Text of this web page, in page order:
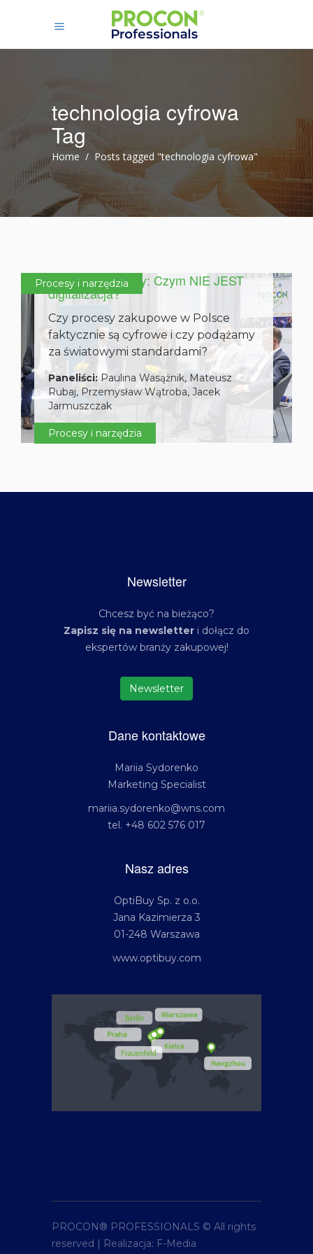
technologia cyfrowa
Tag
Home / Posts tagged "technologia cyfrowa"
Procesy i narzędzia
Procesy i narzędzia
Panel Dyskusyjny: Czym NIE JEST
digitalizacja?
Czy procesy zakupowe w Polsce
faktycznie są cyfrowe i czy podążamy
za światowymi standardami?
Paneliści:Paulina Wasążnik, Mateusz
Rubaj, Przemysław Wątroba, Jacek
Jarmuszczak
Newsletter
Chcesz być na bieżąco?
Zapisz się na newsletter i dołącz do
ekspertów branży zakupowej!
Newsletter
Dane kontaktowe
Mariia Sydorenko
Marketing Specialist
mariia.sydorenko@wns.com
tel. +48 602 576 017
Nasz adres
OptiBuy Sp. z o.o.
Jana Kazimierza 3
01-248 Warszawa
www.optibuy.com
PROCON® PROFESSIONALS © All rights
reserved | Realizacja: F-Media